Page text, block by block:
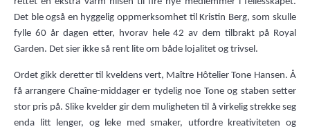
Det ble også en hyggelig oppmerksomhet til Kristin Berg, som skulle
fylle 60 år dagen etter, hvorav hele 42 av dem tilbrakt på Royal
Garden. Det sier ikke så rent lite om både lojalitet og trivsel.
Ordet gikk deretter til kveldens vert, Maître Hôtelier Tone Hansen. Å
få arrangere Chaîne-middager er tydelig noe Tone og staben setter
stor pris på. Slike kvelder gir dem muligheten til å virkelig strekke seg
enda litt lenger, og leke med smaker, utfordre kreativiteten og